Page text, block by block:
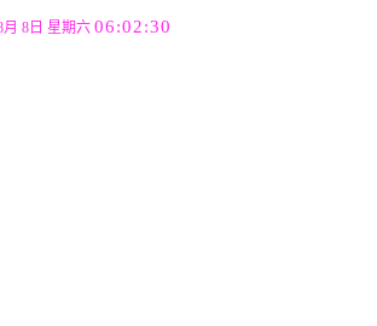
月 8日 星期六 06:02:31